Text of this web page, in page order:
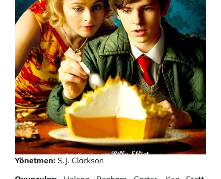
Yönetmen: S.J. Clarkson